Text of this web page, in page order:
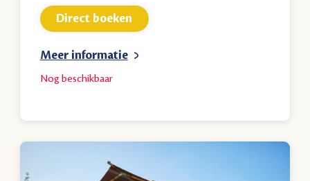
Nog beschikbaar
Meer informatie
Direct boeken